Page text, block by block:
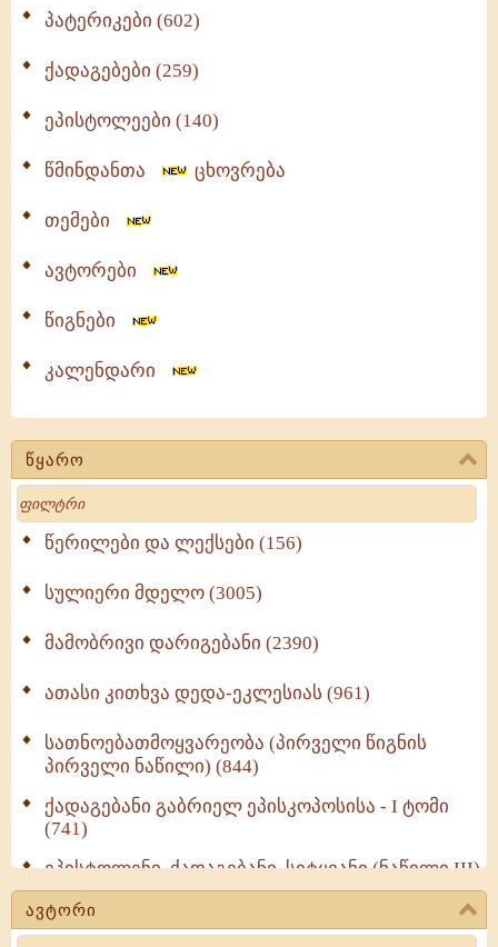
პატერიკები (602)
ქადაგებები (259)
ეპისტოლეები (140)
წმინდანთა ცხოვრება
თემები
ავტორები
წიგნები
კალენდარი
წყარო
Search
წერილები და ლექსები (156)
სულიერი მდელო (3005)
მამობრივი დარიგებანი (2390)
ათასი კითხვა დედა-ეკლესიას (961)
სათნოებათმოყვარეობა (პირველი წიგნის
პირველი ნაწილი) (844)
ქადაგებანი გაბრიელ ეპისკოპოსისა - I ტომი
(741)
ეპისტოლენი, ქადაგებანი, სიტყვანი (ნაწილი III)
(723)
მოძღვრის ძალზე სასარგებლო რჩევები
ავტორი
Search